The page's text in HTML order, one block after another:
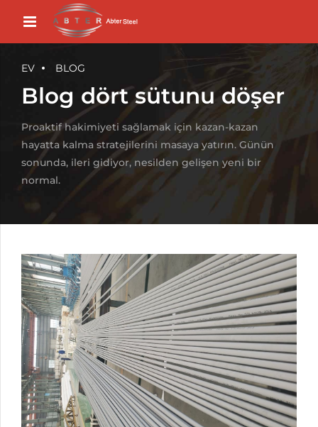
EV BLOG
Blog dört sütunu döşer
Proaktif hakimiyeti sağlamak için kazan-kazan
hayatta kalma stratejilerini masaya yatırın. Günün
sonunda, ileri gidiyor, nesilden gelişen yeni bir
normal.